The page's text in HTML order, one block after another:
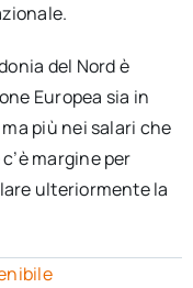
del Nord è
Europea sia in
più nei salari che
margine per
ulteriormente la